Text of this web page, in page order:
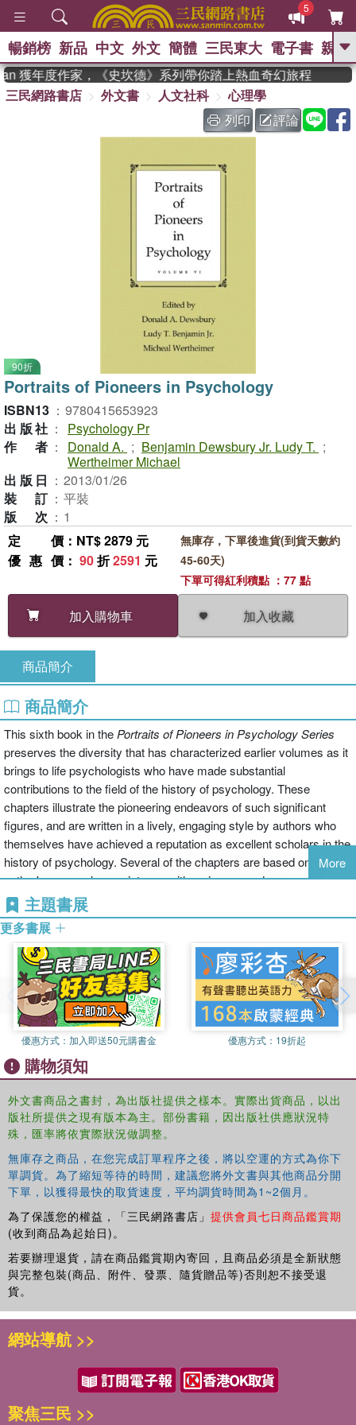
5
GO
熱搜： 東野圭吾 、 The Odyssey
、 如果歷史是一群喵 、 暑期
國際布克獎 臺灣漫遊錄 、 方
孩：黎曼猜想 、
暢銷榜 新品 中文 外文 簡體 三民東大 電子書 親子
獲年度作家，《史坎德》系列帶你踏上熱血奇幻旅程
三民網路書店
外文書 人文社科
心理學
列印
評論
90折
Portraits of Pioneers in Psychology
ISBN13 ： 9780415653923
出版社 ：
Psychology Pr
作者 ： Donald A. ; Benjamin Dewsbury Jr. Ludy T. ;
Wertheimer Michael
出版日 ： 2013/01/26
裝訂 ： 平裝
版次 ： 1
定價 ：NT$ 2879 元
優惠價 ： 90折2591 元
加入購物車 加入收藏
無庫存，下單後進貨(到貨天數約
45-60天)
下單可得紅利積點 ：77 點
商品簡介
商品簡介
This sixth book in the Portraits of Pioneers in PsychologySeries
preserves the diversity that has characterized earlier volumes as it
brings to life psychologists who have made substantial
contributions to the field of the history of psychology. These
chapters illustrate the pioneering endeavors of such significant
figures, and are written in a lively, engaging style by authors who
themselves have achieved a reputation as excellent scholars in the
history of psychology. Several of the chapters are based on the
author's personal acquaintance with a pioneer, and new, previously
unavailable information about these luminaries is presented in this
volume.
Each of these volumes provides glimpses into the personal and
scholarly lives of 20 giants in the history of psychology. Prominent
scholars provide chapters on a pioneer who made important
contributions in their own area of expertise. A special section in
each volume provides portraits of the editors and authors,
containing interesting information about the relationship between the
pioneers and the psychologists who describe them. Utilizing an
informal, personal, sometimes humorous, style of writing, the
books will appeal to students and instructors interested in the
history of psychology. Each of the six volumes in this series
contains different profiles, thereby bringing more than 120 of the
pioneers in psychology more vividly to life.
More
主題書展
更多書展
優惠方式： 加入即送50元購書金 優惠方式： 19折起
購物須知
外文書商品之書封，為出版社提供之樣本。實際出貨商品，以出
版社所提供之現有版本為主。部份書籍，因出版社供應狀況特
殊，匯率將依實際狀況做調整。
無庫存之商品，在您完成訂單程序之後，將以空運的方式為你下
單調貨。為了縮短等待的時間，建議您將外文書與其他商品分開
下單，以獲得最快的取貨速度，平均調貨時間為1~2個月。
為了保護您的權益，「三民網路書店」 提供會員七日商品鑑賞期
(收到商品為起始日)。
若要辦理退貨，請在商品鑑賞期內寄回，且商品必須是全新狀態
與完整包裝(商品、附件、發票、隨貨贈品等)否則恕不接受退
貨。
網站導航 >>
聚焦三民 >>